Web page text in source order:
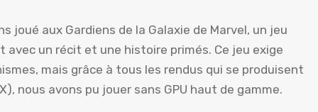
joué aux Gardiens de la Galaxie de Marvel, un jeu
un récit et une histoire primés. Ce jeu exige
mais grâce à tous les rendus qui se produisent
nous avons pu jouer sans GPU haut de gamme.